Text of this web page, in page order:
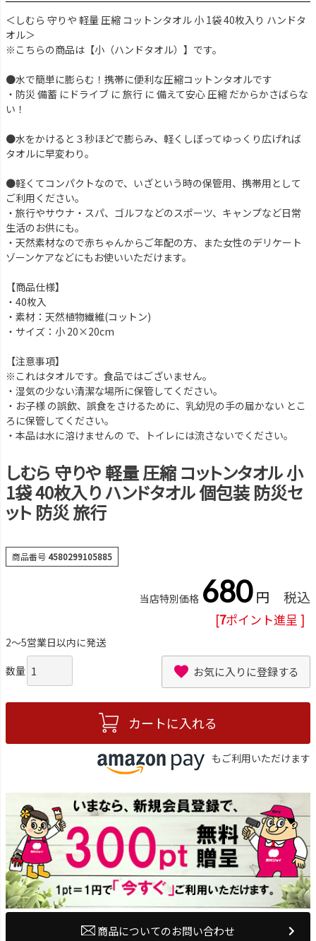
＜しむら 守りや 軽量 圧縮 コットンタオル 小 1袋 40枚入り ハンドタ
オル＞
※こちらの商品は【小（ハンドタオル）】です。
●水で簡単に膨らむ！携帯に便利な圧縮コットンタオルです
・防災 備蓄 にドライブ に 旅行 に 備えて安心 圧縮 だからかさばらな
い！
●水をかけると３秒ほどで膨らみ、軽くしぼってゆっくり広げれば
タオルに早変わり。
●軽くてコンパクトなので、いざという時の保管用、携帯用として
ご利用ください。
・旅行やサウナ・スパ、ゴルフなどのスポーツ、キャンプなど日常
生活のお供にも。
・天然素材なので赤ちゃんからご年配の方、また女性のデリケート
ゾーンケアなどにもお使いいただけます。
【商品仕様】
・40枚入
・素材：天然植物繊維(コットン)
・サイズ：小 20×20cm
【注意事項】
※これはタオルです。食品ではございません。
・湿気の少ない清潔な場所に保管してください。
・お子様 の誤飲、誤食をさけるために、乳幼児の手の届かない とこ
ろに保管してください。
・本品は水に溶けませんの で、トイレには流さないでください。
しむら 守りや 軽量 圧縮 コットンタオル 小
1袋 40枚入り ハンドタオル 個包装 防災セ
ット 防災 旅行
商品番号4580299105885
当店特別価格 680 税込
[7ポイント進呈 ]
2～5営業日以内に発送
お気に入りに登録する
カートに入れる
もご利用いただけます
商品についてのお問い合わせ